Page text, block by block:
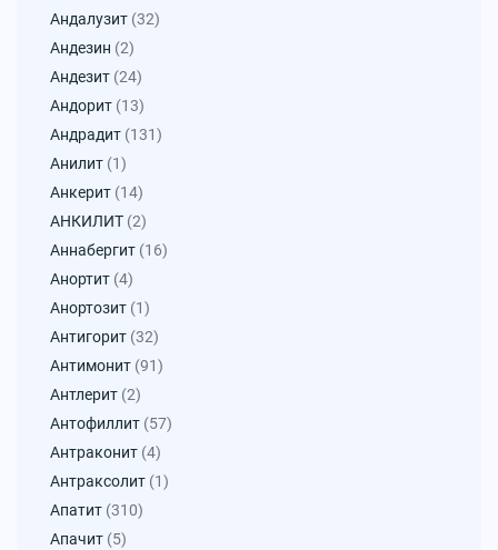
Андалузит (32)
Андезин (2)
Андезит (24)
Андорит (13)
Андрадит (131)
Анилит (1)
Анкерит (14)
АНКИЛИТ (2)
Аннабергит (16)
Анортит (4)
Анортозит (1)
Антигорит (32)
Антимонит (91)
Антлерит (2)
Антофиллит (57)
Антраконит (4)
Антраксолит (1)
Апатит (310)
Апачит (5)